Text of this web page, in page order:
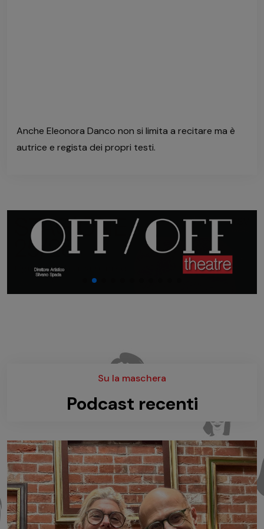
Anche Eleonora Danco non si limita a recitare ma è
autrice e regista dei propri testi.
Su la maschera
Podcast recenti